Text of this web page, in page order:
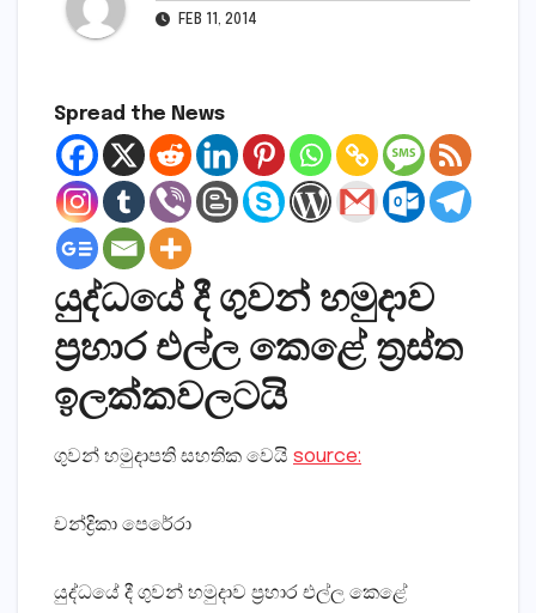
FEB 11, 2014
Spread the News
යුද්ධයේ දී ගුවන් හමුදාව
ප්‍රහාර එල්ල කෙළේ ත්‍රස්ත
ඉලක්කවලටයි
ගුවන් හමුදාපති සහතික වෙයි source:
චන්ද්‍රිකා පෙරේරා
යුද්ධයේ දී ගුවන් හමුදාව ප්‍රහාර එල්ල කෙළේ